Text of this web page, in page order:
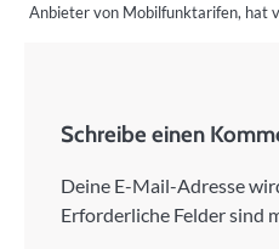
Anbieter von Mobilfunktarifen, hat
Schreibe einen
Deine E-Mail-Adresse
Erforderliche Felder sind